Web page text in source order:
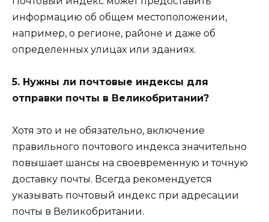
информацию об общем местоположении,
например, о регионе, районе и даже об
определенных улицах или зданиях.
5. Нужны ли почтовые индексы для
отправки почты в Великобритании?
Хотя это и не обязательно, включение
правильного почтового индекса значительно
повышает шансы на своевременную и точную
доставку почты. Всегда рекомендуется
указывать почтовый индекс при адресации
почты в Великобритании.